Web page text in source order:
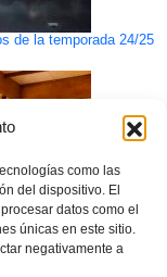
como las
del dispositivo. El
datos como el
únicas en este sitio.
negativamente a
de la temporada 24/25